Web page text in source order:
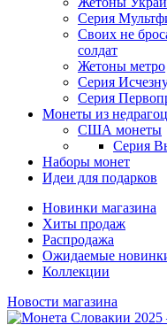
Серия
Своих не
солдат
Жетоны метро
Серия
Серия
Монеты из
США монеты
Серия
Наборы монет
Идеи для подарков
Новинки магазина
Хиты продаж
Распродажа
Ожидаемые
Коллекции
Новости магазина